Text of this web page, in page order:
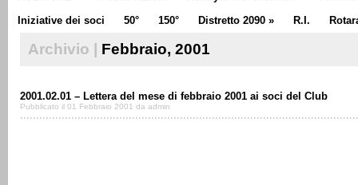
Iniziative dei soci
50° 150° Distretto 2090 » R.I.
Archivio | Febbraio, 2001
2001.02.01 – Lettera del mese di febbraio 2001 ai soci del Club
Pubblicato il 01 Febbraio 2001 da admin